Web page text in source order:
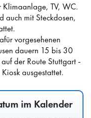
Klimaanlage, TV, WC.
auch mit Steckdosen,
vorgesehenen
dauern 15 bis 30
der Route Stuttgart -
ausgestattet.
im Kalender